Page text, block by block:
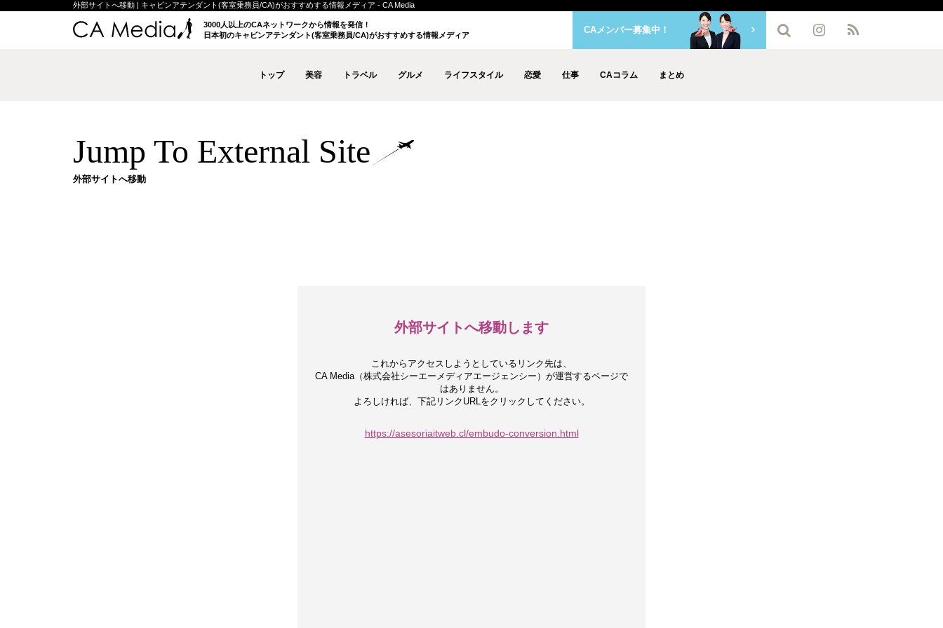
外部サイトへ移動 | キャビンアテンダント(客室乗務員/CA)がおすすめする情報メディア - CA Media
3000人以上のCAネットワークから情報を発信！
日本初のキャビンアテンダント(客室乗務員/CA)がおすすめする情報メディア
トップ 美容 トラベル グルメ ライフスタイル 恋愛 仕事 CAコラム まとめ
CAメンバー募集中！
Jump To External Site
外部サイトへ移動
外部サイトへ移動します
これからアクセスしようとしているリンク先は、
CA Media（株式会社シーエーメディアエージェンシー）が運営するページで
はありません。
よろしければ、下記リンクURLをクリックしてください。
https://asesoriaitweb.cl/embudo-conversion.html